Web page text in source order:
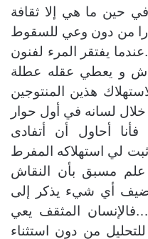
حين ما هي إلا ثقافة
من دون وعي للسقوط
يفتقر المرء لفنون
و يعطي عقله عطلة
هذين المنتوجين
لسانه في أول حوار
أحاول أن أتفادى
لي استهلاكه المفرط
علم مسبق بأن النقاش
أي شيء يذكر إلى
المثقف يعي
من دون استثناء